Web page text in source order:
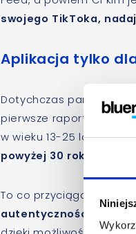
swojego TikToka,
Aplikacja tylko
Dotychczas panowało
pierwsze raporty
w wieku 13-25 lat,
powyżej 30 roku życia,
To co przyciąga
autentyczności i